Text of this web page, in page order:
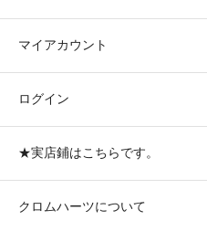
マイアカウント
ログイン
★実店鋪はこちらです。
クロムハーツについて